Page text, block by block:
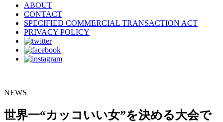
ABOUT
CONTACT
SPECIFIED COMMERCIAL TRANSACTION ACT
PRIVACY POLICY
NEWS
世界一“カッコいい女”を決める大会で